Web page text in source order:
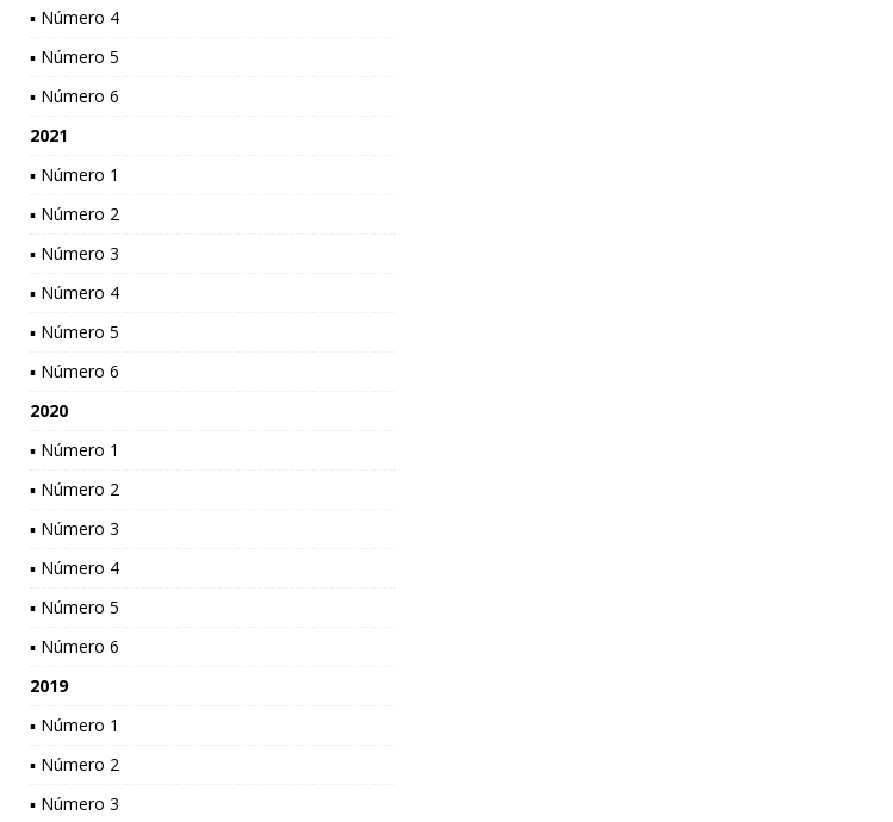
▪ Número 4
▪ Número 5
▪ Número 6
2021
▪ Número 1
▪ Número 2
▪ Número 3
▪ Número 4
▪ Número 5
▪ Número 6
2020
▪ Número 1
▪ Número 2
▪ Número 3
▪ Número 4
▪ Número 5
▪ Número 6
2019
▪ Número 1
▪ Número 2
▪ Número 3